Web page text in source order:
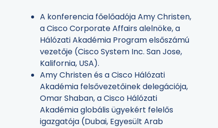
A konferencia főelőadója Amy Christen,
a Cisco Corporate Affairs alelnöke, a
Hálózati Akadémia Program elsőszámú
vezetője (Cisco System Inc. San Jose,
Kalifornia, USA).
Amy Christen és a Cisco Hálózati
Akadémia felsővezetőinek delegációja,
Omar Shaban, a Cisco Hálózati
Akadémia globális ügyekért felelős
igazgatója (Dubai, Egyesült Arab